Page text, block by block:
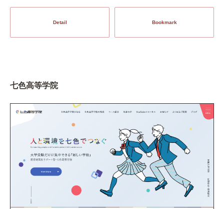
Detail Bookmark
七色高等学院